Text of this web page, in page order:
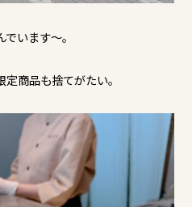
います～。
商品も捨てがたい。